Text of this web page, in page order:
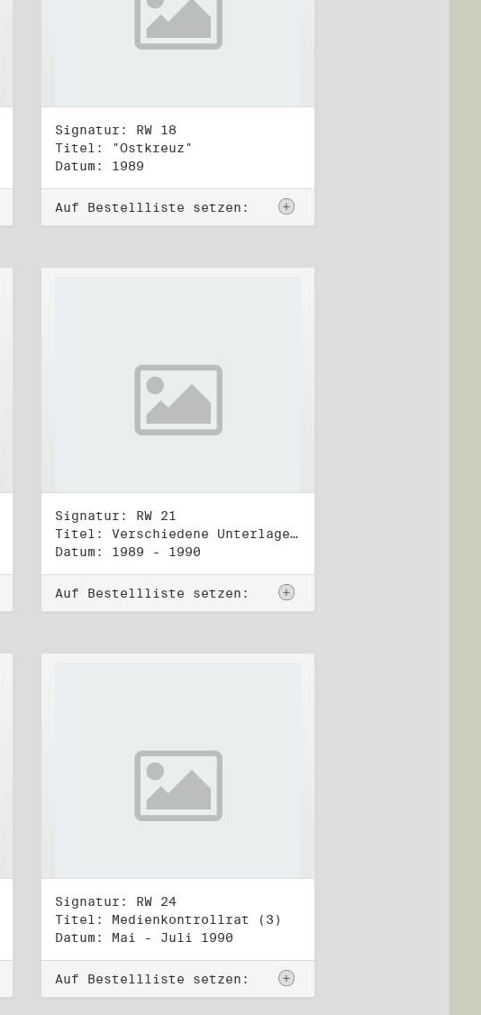
Signatur: RW 18
Titel: "Ostkreuz"
Datum: 1989
Auf Bestellliste setzen:
Signatur: RW 21
Titel: Verschiedene Unterlagen, Herbst 1989 bis Herbst 1990
Datum: 1989 - 1990
Auf Bestellliste setzen:
Signatur: RW 24
Titel: Medienkontrollrat (3)
Datum: Mai - Juli 1990
Auf Bestellliste setzen: